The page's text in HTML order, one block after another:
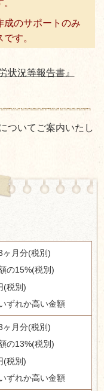
成のサポートのみ
す。
状況等報告書』
ついてご案内いたし
月分(税別)
の15%(税別)
(税別)
れか高い金額
月分(税別)
の13%(税別)
(税別)
れか高い金額